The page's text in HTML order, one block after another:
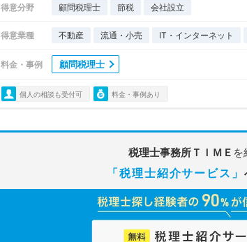
得意分野 顧問税理士 節税 会社設立
得意業種 不動産 流通・小売 IT・インターネット
料金・事例 顧問税理士
個人の相談も受付可 料金・事例あり
税理士事務所ＴＩＭＥ を
「税理士紹介サービス」